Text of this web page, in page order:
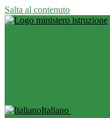
Salta al contenuto
Italiano